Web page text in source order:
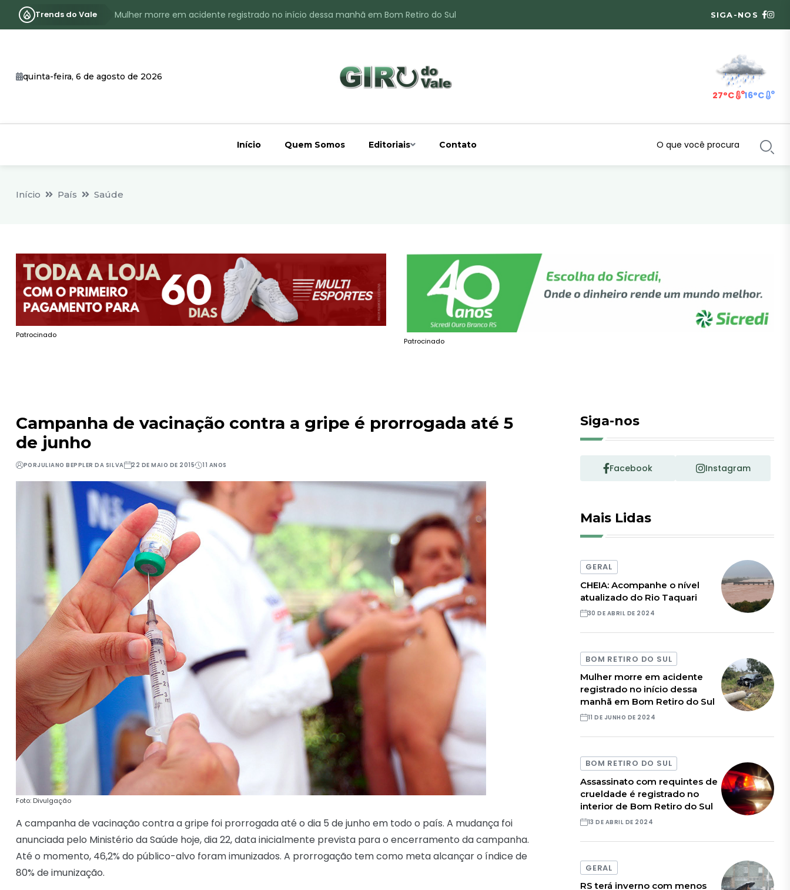
Trends do Vale
Mulher morre em acidente registrado no início dessa manhã em Bom Retiro do Sul
Identificado o jovem assassinado no interior de Bom Retiro do Sul
SIGA-NOS
quinta-feira, 6 de agosto de 2026
27°C 16°C
Início Quem Somos Editoriais Contato
Início País Saúde
Patrocinado
Patrocinado
Campanha de vacinação contra a gripe é prorrogada até 5
de junho
PORJULIANO BEPPLER DA SILVA 22 DE MAIO DE 2015 11 ANOS
Foto: Divulgação
A campanha de vacinação contra a gripe foi prorrogada até o dia 5 de junho em todo o país. A mudança foi
anunciada pelo Ministério da Saúde hoje, dia 22, data inicialmente prevista para o encerramento da campanha.
Até o momento, 46,2% do público-alvo foram imunizados. A prorrogação tem como meta alcançar o índice de
80% de imunização.
Siga-nos
Facebook Instagram
Mais Lidas
GERAL
CHEIA: Acompanhe o nível
atualizado do Rio Taquari
30 DE ABRIL DE 2024
BOM RETIRO DO SUL
Mulher morre em acidente
registrado no início dessa
manhã em Bom Retiro do Sul
11 DE JUNHO DE 2024
BOM RETIRO DO SUL
Assassinato com requintes de
crueldade é registrado no
interior de Bom Retiro do Sul
13 DE ABRIL DE 2024
GERAL
RS terá inverno com menos